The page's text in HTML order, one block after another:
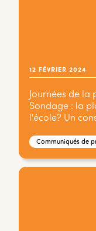
12 FÉVRIER 2024
Journées de la
Sondage : la
l'école? Un
Communiqués de